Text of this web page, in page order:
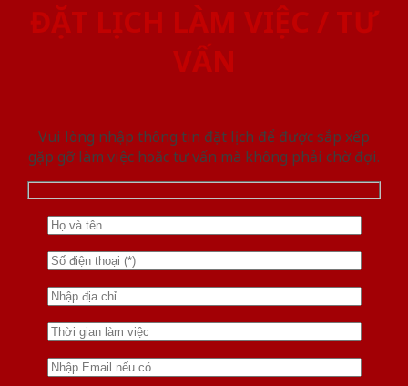
ĐẶT LỊCH LÀM VIỆC / TƯ
VẤN
Vui lòng nhập thông tin đặt lịch để được sắp xếp
gặp gỡ làm việc hoăc tư vấn mà không phải chờ đợi.